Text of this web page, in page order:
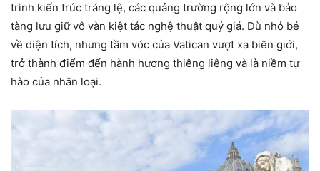
trình kiến trúc tráng lệ, các quảng trường rộng lớn và bảo
tàng lưu giữ vô vàn kiệt tác nghệ thuật quý giá. Dù nhỏ bé
về diện tích, nhưng tầm vóc của Vatican vượt xa biên giới,
trở thành điểm đến hành hương thiêng liêng và là niềm tự
hào của nhân loại.